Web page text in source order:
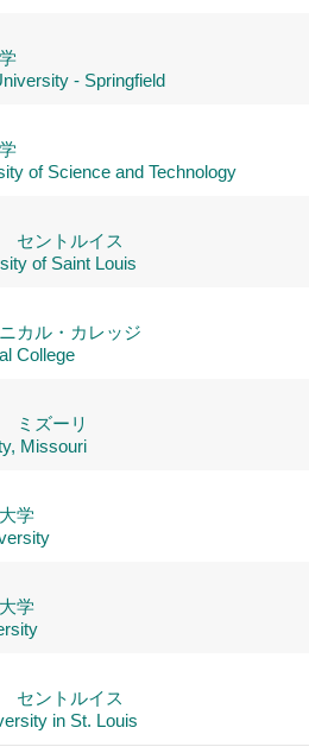
- Springfield
of Science and Technology
セントルイス
of Saint Louis
カル・カレッジ
College
ミズーリ
Missouri
学
学
セントルイス
in St. Louis